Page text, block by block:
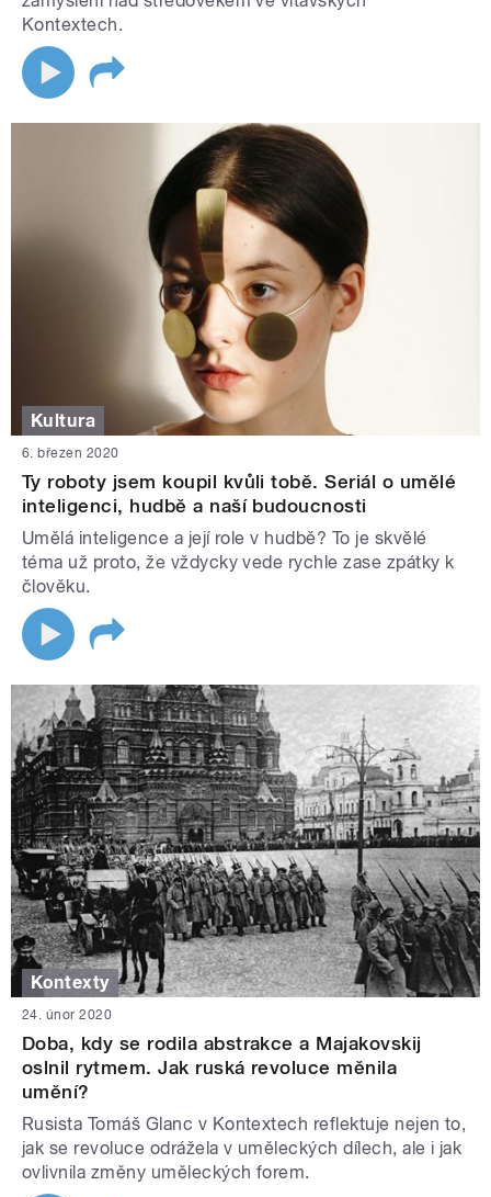
Kontextech.
Kultura
6. březen 2020
Ty roboty jsem koupil kvůli tobě. Seriál o umělé
inteligenci, hudbě a naší budoucnosti
Umělá inteligence a její role v hudbě? To je skvělé
téma už proto, že vždycky vede rychle zase zpátky k
člověku.
Kontexty
24. únor 2020
Doba, kdy se rodila abstrakce a Majakovskij
oslnil rytmem. Jak ruská revoluce měnila
umění?
Rusista Tomáš Glanc v Kontextech reflektuje nejen to,
jak se revoluce odrážela v uměleckých dílech, ale i jak
ovlivnila změny uměleckých forem.